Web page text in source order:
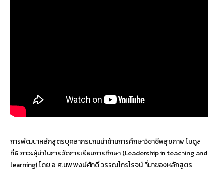
การพัฒนาหลักสูตรบุคลากรแกนนำด้านการศึกษาวิชาชีพสุขภาพ โมดูล
ที่6 ภาวะผู้นำในการจัดการเรียนการศึกษา (Leadership in teaching and
learning) โดย อ ศ.นพ.พงษ์ศักดิ์ วรรณไกรโรจน์ ที่มาของหลักสูตร